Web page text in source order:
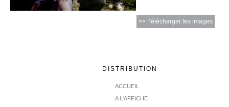
>> Télécharger les images
DISTRIBUTION
ACCUEIL
A L'AFFICHE